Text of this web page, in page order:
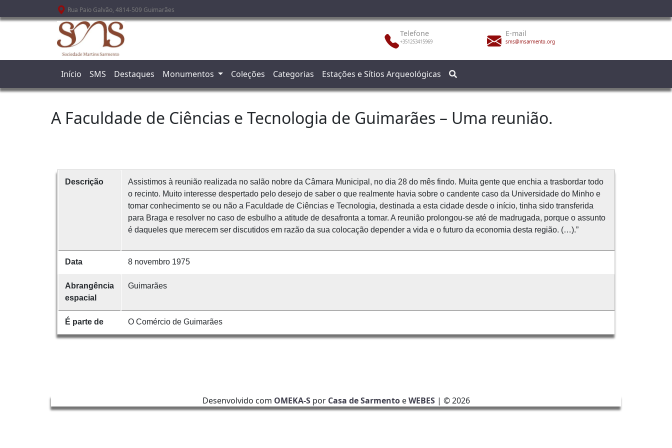
Passar para o conteúdo principal
Rua Paio Galvão, 4814-509 Guimarães
Telefone
+351253415969
E-mail
sms@msarmento.org
Início SMS Destaques Monumentos Coleções Categorias Estações e Sítios Arqueológicas
A Faculdade de Ciências e Tecnologia de Guimarães – Uma reunião.
Descrição
Assistimos à reunião realizada no salão nobre da Câmara Municipal, no dia 28 do mês findo. Muita gente que enchia a trasbordar todo
o recinto. Muito interesse despertado pelo desejo de saber o que realmente havia sobre o candente caso da Universidade do Minho e
tomar conhecimento se ou não a Faculdade de Ciências e Tecnologia, destinada a esta cidade desde o início, tinha sido transferida
para Braga e resolver no caso de esbulho a atitude de desafronta a tomar. A reunião prolongou-se até de madrugada, porque o assunto
é daqueles que merecem ser discutidos em razão da sua colocação depender a vida e o futuro da economia desta região. (…).”
Data 8 novembro 1975
Abrangência
espacial
Guimarães
É parte de O Comércio de Guimarães
Desenvolvido com OMEKA-Spor Casa de SarmentoeWEBES| ©2026